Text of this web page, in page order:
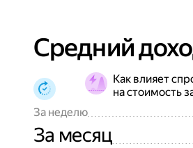
Средний
Как влияет
на стоимость
За неделю
За месяц